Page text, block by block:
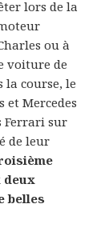
lors de la
ou à
voiture de
course, le
et Mercedes
Ferrari sur
de leur
deux
belles